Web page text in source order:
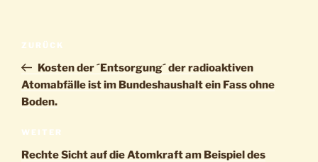
Beitragsnavigation
Vorheriger
Beitrag
ZURÜCK
Kosten der ´Entsorgung´ der radioaktiven
Atomabfälle ist im Bundeshaushalt ein Fass ohne
Boden.
Nächster
Beitrag
WEITER
Rechte Sicht auf die Atomkraft am Beispiel des